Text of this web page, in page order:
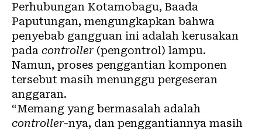
Perhubungan Kotamobagu, Baada
Paputungan, mengungkapkan bahwa
penyebab gangguan ini adalah kerusakan
pada controller (pengontrol) lampu.
Namun, proses penggantian komponen
tersebut masih menunggu pergeseran
anggaran.
“Memang yang bermasalah adalah
controller-nya, dan penggantiannya masih